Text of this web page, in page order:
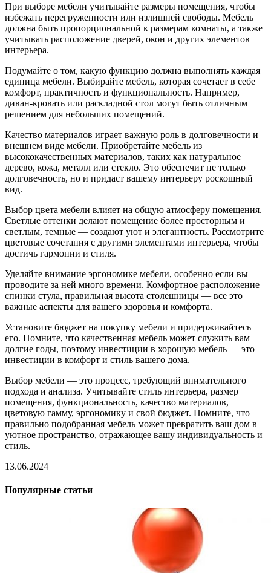
При выборе мебели учитывайте размеры помещения, чтобы
избежать перегруженности или излишней свободы. Мебель
должна быть пропорциональной к размерам комнаты, а также
учитывать расположение дверей, окон и других элементов
интерьера.
Подумайте о том, какую функцию должна выполнять каждая
единица мебели. Выбирайте мебель, которая сочетает в себе
комфорт, практичность и функциональность. Например,
диван-кровать или раскладной стол могут быть отличным
решением для небольших помещений.
Качество материалов играет важную роль в долговечности и
внешнем виде мебели. Приобретайте мебель из
высококачественных материалов, таких как натуральное
дерево, кожа, металл или стекло. Это обеспечит не только
долговечность, но и придаст вашему интерьеру роскошный
вид.
Выбор цвета мебели влияет на общую атмосферу помещения.
Светлые оттенки делают помещение более просторным и
светлым, темные — создают уют и элегантность. Рассмотрите
цветовые сочетания с другими элементами интерьера, чтобы
достичь гармонии и стиля.
Уделяйте внимание эргономике мебели, особенно если вы
проводите за ней много времени. Комфортное расположение
спинки стула, правильная высота столешницы — все это
важные аспекты для вашего здоровья и комфорта.
Установите бюджет на покупку мебели и придерживайтесь
его. Помните, что качественная мебель может служить вам
долгие годы, поэтому инвестиции в хорошую мебель — это
инвестиции в комфорт и стиль вашего дома.
Выбор мебели — это процесс, требующий внимательного
подхода и анализа. Учитывайте стиль интерьера, размер
помещения, функциональность, качество материалов,
цветовую гамму, эргономику и свой бюджет. Помните, что
правильно подобранная мебель может превратить ваш дом в
уютное пространство, отражающее вашу индивидуальность и
стиль.
13.06.2024
Популярные статьи